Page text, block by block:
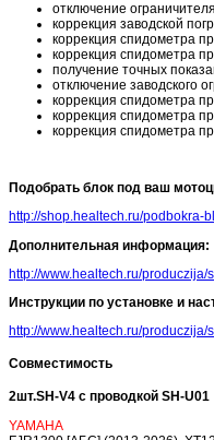
отключение
коррекция заводской
коррекция спидометра
коррекция спидометра
получение точных
отключение заводского
коррекция спидометра
коррекция спидометра
коррекция спидометра
Подобрать блок под ваш
http://shop.healtech.ru/podbokra-
Дополнительная информация:
http://www.healtech.ru/
Инструкции по установке и
http://www.healtech.ru/
Совместимость
2шт.SH-V4 с проводкой SH-U01
YAMAHA